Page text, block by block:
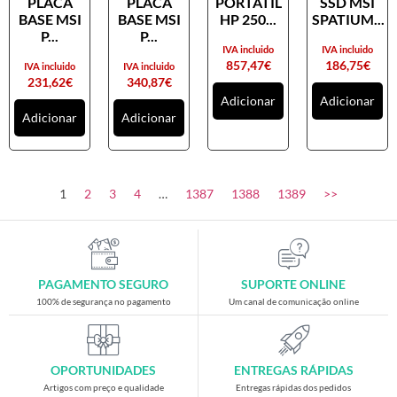
Placas gráficas
SAIS
Ventoínhas
Computadores
All-in-One
Gaming
Acessórios gaming
Cadeiras gaming
Merchandising
BASE MSI
P...
231,62€
IVA incluido
Adicionar
BASE MSI
P...
340,87€
IVA incluido
Adicionar
HP 250...
857,47€
IVA incluido
Adicionar
SPATIUM...
186,75€
IVA incluido
Adicionar
1 2 3 4 … 1387 1388 1389 >>
PAGAMENTO SEGURO
100% de segurança no pagamento
SUPORTE ONLINE
Um canal de comunicação online
OPORTUNIDADES
Artigos com preço e qualidade
ENTREGAS RÁPIDAS
Entregas rápidas dos pedidos